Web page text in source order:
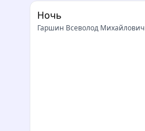
Ночь
Гаршин Всеволод Михайлович